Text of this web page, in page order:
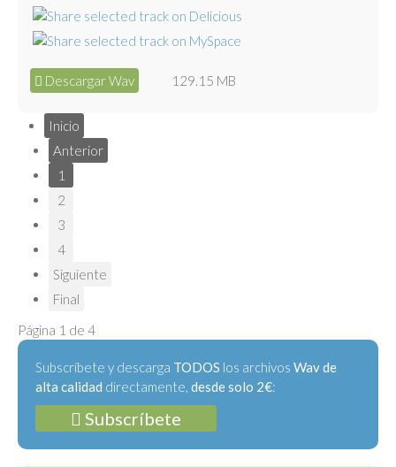
Descargar Wav 129.15 MB
Inicio
Anterior
1
2
3
4
Siguiente
Final
Página 1 de 4
Subscríbete y descarga TODOS los archivos Wav de
alta calidad directamente, desde solo 2€:
Subscríbete